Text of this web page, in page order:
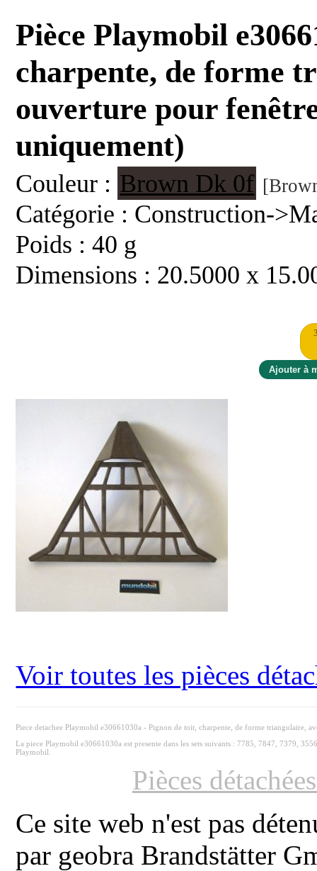
Pièce Playmobil
charpente, de forme
ouverture pour
uniquement)
Couleur : Brown Dk 0f
Catégorie : Construction-
Poids : 40 g
Dimensions : 20.5000 x
Voir toutes les pièces
Piece detachee Playmobil e30661030a - Pignon de toit, charpente, de forme triangulaire,
La piece Playmobil e30661030a est presente dans les sets suivants : 7785, 7847, 7379,
Playmobil.
Pièces
Ce site web n'est pas
par geobra Brandstätter